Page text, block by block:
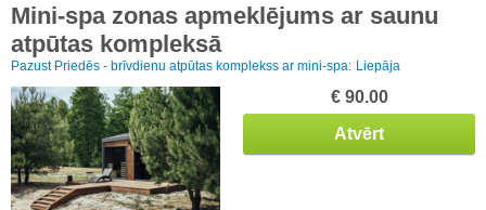
Mini-spa zonas apmeklējums ar saunu
atpūtas kompleksā
Pazust Priedēs - brīvdienu atpūtas komplekss ar mini-spa: Liepāja
€ 90.00
Atvērt